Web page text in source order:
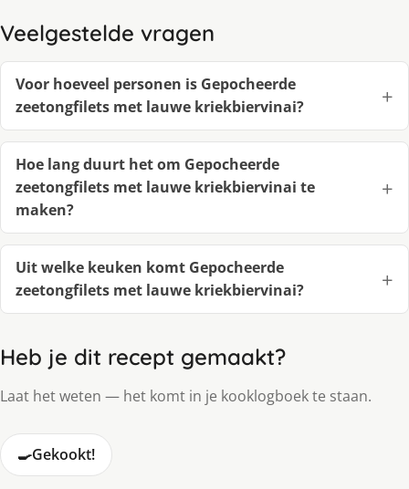
Veelgestelde vragen
Voor hoeveel personen is Gepocheerde
zeetongfilets met lauwe kriekbiervinai?
Hoe lang duurt het om Gepocheerde
zeetongfilets met lauwe kriekbiervinai te
maken?
Uit welke keuken komt Gepocheerde
zeetongfilets met lauwe kriekbiervinai?
Heb je dit recept gemaakt?
Laat het weten — het komt in je kooklogboek te staan.
🍳Gekookt!